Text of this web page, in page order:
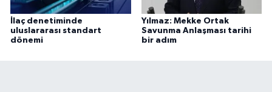
İlaç denetiminde
uluslararası standart
dönemi
Yılmaz: Mekke Ortak
Savunma Anlaşması tarihi
bir adım